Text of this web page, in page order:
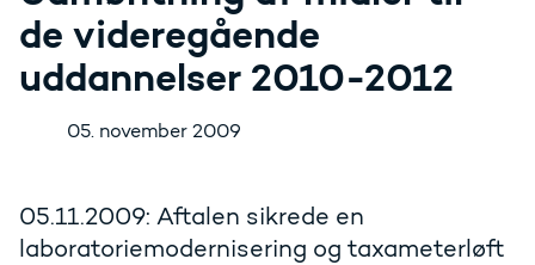
de videregående
uddannelser 2010-2012
05. november 2009
05.11.2009: Aftalen sikrede en
laboratoriemodernisering og taxameterløft